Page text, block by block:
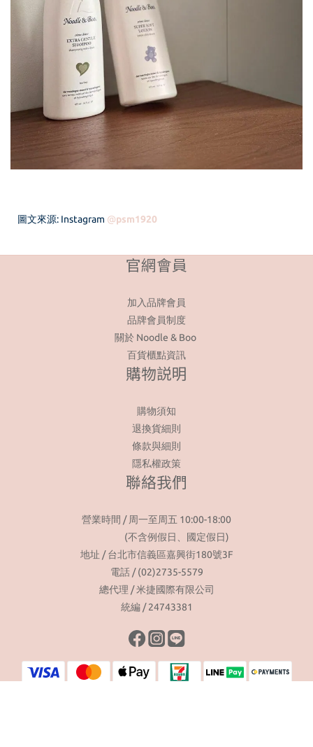
圖文來源: Instagram @psm1920
官網會員
加入品牌會員
品牌會員制度
關於 Noodle & Boo
百貨櫃點資訊
購物説明
購物須知
退換貨細則
條款與細則
隱私權政策
聯絡我們
營業時間 / 周一至周五 10:00-18:00
(不含例假日、國定假日)
地址 / 台北市信義區嘉興街180號3F
電話 / (02)2735-5579
總代理 / 米捷國際有限公司
統編 / 24743381